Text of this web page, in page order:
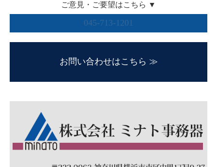
ご意見・ご要望はこちら ▼
045-713-1201
お問い合わせはこちら ≫